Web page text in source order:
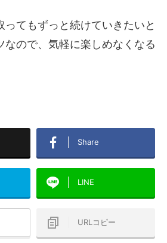
ってもずっと続けていきたいと
なので、気軽に楽しめなくなる
Share
LINE
URLコピー